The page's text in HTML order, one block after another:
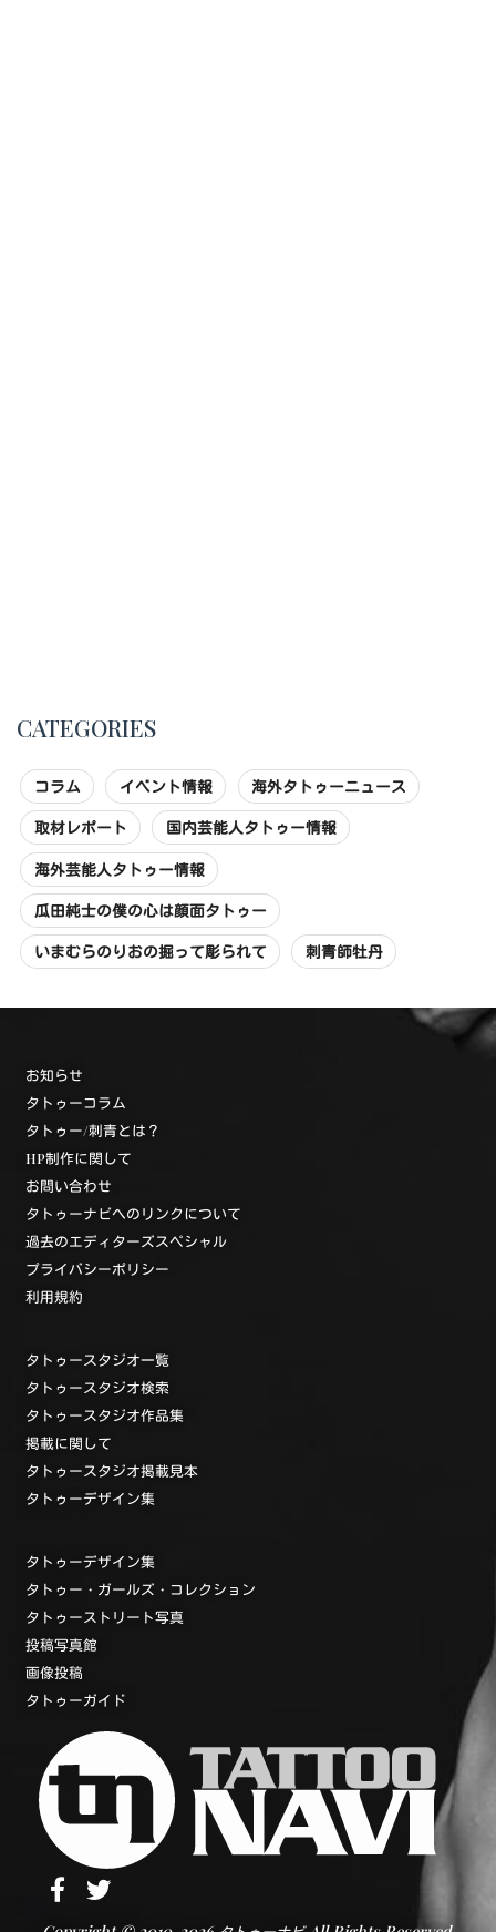
CATEGORIES
コラム イベント情報 海外タトゥーニュース
取材レポート 国内芸能人タトゥー情報
海外芸能人タトゥー情報
瓜田純士の僕の心は顔面タトゥー
いまむらのりおの掘って彫られて 刺青師牡丹
お知らせ
タトゥーコラム
タトゥー/刺青とは？
HP制作に関して
お問い合わせ
タトゥーナビへのリンクについて
過去のエディターズスペシャル
プライバシーポリシー
利用規約
タトゥースタジオ一覧
タトゥースタジオ検索
タトゥースタジオ作品集
掲載に関して
タトゥースタジオ掲載見本
タトゥーデザイン集
タトゥーデザイン集
タトゥー・ガールズ・コレクション
タトゥーストリート写真
投稿写真館
画像投稿
タトゥーガイド